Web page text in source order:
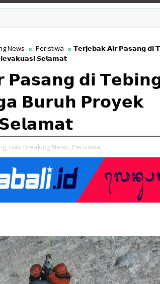
News Peristiwa
𝗧𝗲𝗿𝗷𝗲𝗯𝗮𝗸 𝗔𝗶𝗿 𝗣𝗮𝘀𝗮𝗻𝗴 𝗱𝗶
𝗦𝗲𝗹𝗮𝗺𝗮𝘁
𝗣𝗮𝘀𝗮𝗻𝗴 𝗱𝗶
𝗕𝘂𝗿𝘂𝗵 𝗣𝗿𝗼𝘆𝗲𝗸
Bali, Breaking News, Peristiwa,